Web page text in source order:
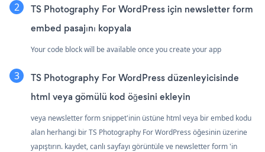
TS Photography For WordPress için newsletter form
embed pasajını kopyala
Your code block will be available once you create your app
TS Photography For WordPress düzenleyicisinde
html veya gömülü kod öğesini ekleyin
veya newsletter form snippet'inin üstüne html veya bir embed kodu
alan herhangi bir TS Photography For WordPress öğesinin üzerine
yapıştırın. kaydet, canlı sayfayı görüntüle ve newsletter form 'in